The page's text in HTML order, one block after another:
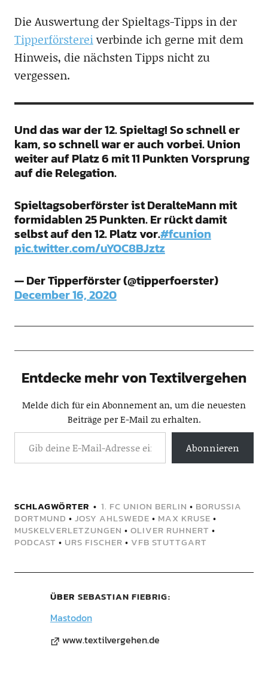
Die Auswertung der Spieltags-Tipps in der
Tipperförstereiverbinde ich gerne mit dem
Hinweis, die nächsten Tipps nicht zu
vergessen.
Und das war der 12. Spieltag! So schnell er
kam, so schnell war er auch vorbei. Union
weiter auf Platz 6 mit 11 Punkten Vorsprung
auf die Relegation.
Spieltagsoberförster ist DeralteMann mit
formidablen 25 Punkten. Er rückt damit
selbst auf den 12. Platz vor.#fcunion
pic.twitter.com/uYOC8BJztz
— Der Tipperförster (@tipperfoerster)
December 16, 2020
Entdecke mehr von Textilvergehen
Melde dich für ein Abonnement an, um die neuesten
Beiträge per E-Mail zu erhalten.
Abonnieren
SCHLAGWÖRTER 1. FC UNION BERLIN • BORUSSIA
DORTMUND • JOSY AHLSWEDE • MAX KRUSE •
MUSKELVERLETZUNGEN • OLIVER RUHNERT •
PODCAST • URS FISCHER • VFB STUTTGART
ÜBER SEBASTIAN FIEBRIG
Mastodon
www.textilvergehen.de